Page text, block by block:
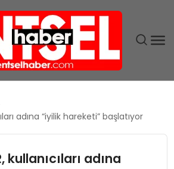
adına “iyilik hareketi” başlatıyor
kullanıcıları adına